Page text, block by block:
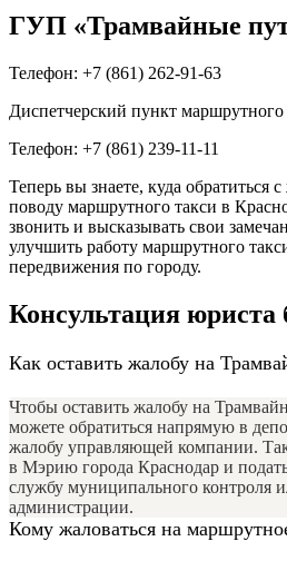
ГУП «Трамвайные
Телефон: +7 (861) 262-91-63
Диспетчерский пункт
Телефон: +7 (861) 239-11-11
Теперь вы знаете, куда обратиться
поводу маршрутного такси в
звонить и высказывать свои
улучшить работу маршрутного
передвижения по городу.
Консультация юриста
Как оставить жалобу на
Чтобы оставить жалобу на
можете обратиться напрямую в
жалобу управляющей компании.
в Мэрию города Краснодар и
службу муниципального контроля
администрации.
Кому жаловаться на